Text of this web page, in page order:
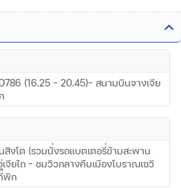
(16.25 - 20.45)– สนามบินจางเจีย
งโต (รวมนั่งรถแบตเตอรี่ข้ามสะพาน
จียไถ – ชมวิวกลางคืนเมืองโบราณเซวี
พัก